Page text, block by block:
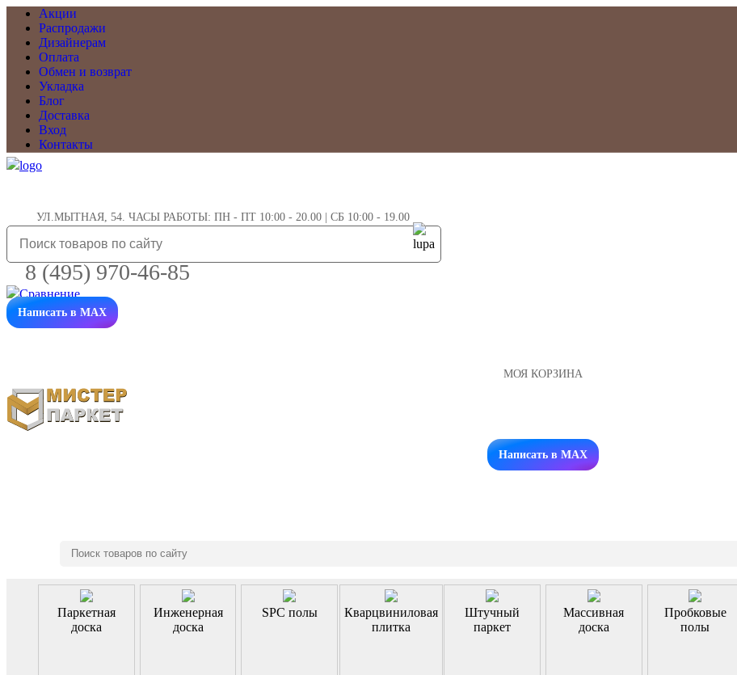
Акции
Распродажи
Дизайнерам
Оплата
Обмен и возврат
Укладка
Блог
Доставка
Вход
Контакты
УЛ.МЫТНАЯ, 54. ЧАСЫ РАБОТЫ: ПН - ПТ 10:00 - 20.00 | СБ 10:00 - 19.00
8 (495) 970-46-85
Написать в MAX
МОЯ КОРЗИНА
Заказать звонок
Написать в MAX
Паркетная
доска
Инженерная
доска
SPC полы
Кварцвиниловая
плитка
Штучный
паркет
Массивная
доска
Пробковые
полы